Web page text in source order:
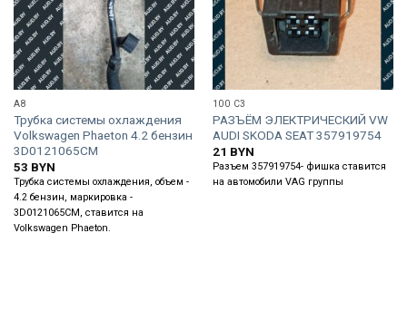
A8
Трубка системы охлаждения
Volkswagen Phaeton 4.2 бензин
3D0121065CM
53 BYN
Трубка системы охлаждения, объем -
4.2 бензин, маркировка -
3D0121065CM, ставится на
Volkswagen Phaeton.
100 C3
РАЗЪЁМ ЭЛЕКТРИЧЕСКИЙ VW
AUDI SKODA SEAT 357919754
21 BYN
Разъем 357919754- фишка ставится
на автомобили VAG группы